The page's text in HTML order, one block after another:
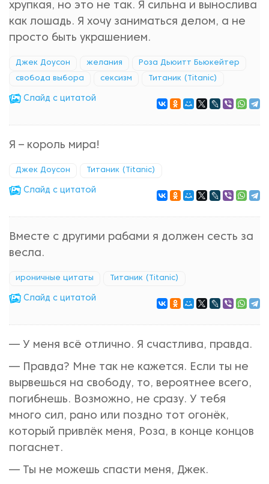
хрупкая, но это не так. Я сильна и вынослива
как лошадь. Я хочу заниматься делом, а не
просто быть украшением.
Джек Доусон желания Роза Дьюитт Бьюкейтер
свобода выбора сексизм Титаник (Titanic)
Cлайд с цитатой
Я – король мира!
Джек Доусон Титаник (Titanic)
Cлайд с цитатой
Вместе с другими рабами я должен сесть за
весла.
ироничные цитаты Титаник (Titanic)
Cлайд с цитатой
— У меня всё отлично. Я счастлива, правда.
— Правда? Мне так не кажется. Если ты не
вырвешься на свободу, то, вероятнее всего,
погибнешь. Возможно, не сразу. У тебя
много сил, рано или поздно тот огонёк,
который привлёк меня, Роза, в конце концов
погаснет.
— Ты не можешь спасти меня, Джек.